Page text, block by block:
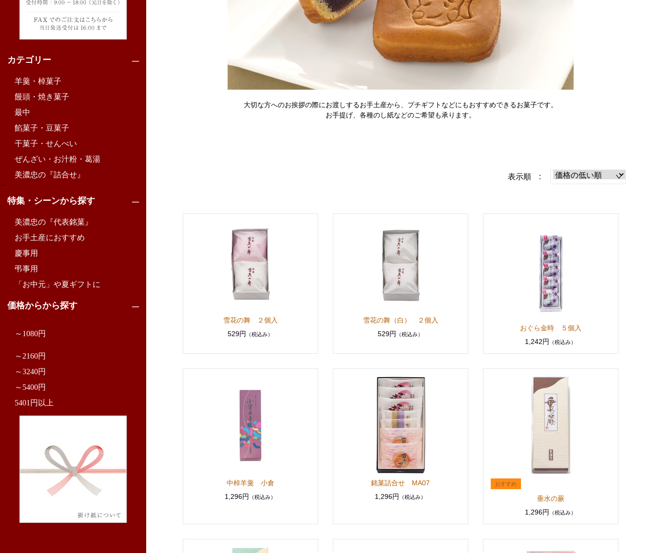
カテゴリー
羊羹・棹菓子
饅頭・焼き菓子
最中
餡菓子・豆菓子
干菓子・せんべい
ぜんざい・お汁粉・葛湯
美濃忠の『詰合せ』
-->
特集・シーンから探す
美濃忠の『代表銘菓』
お手土産におすすめ
慶事用
弔事用
「お中元」や夏ギフトに
価格からから探す
～1080円
～2160円
～3240円
～5400円
5401円以上
大切な方へのお挨拶の際にお渡しするお手土産から、プチギフトなどにもおすすめできるお菓子です。
お手提げ、各種のし紙などのご希望も承ります。
表示順 :
雪花の舞 ２個入
529円
（税込み）
雪花の舞（白） ２個入
529円
（税込み）
おぐら金時 ５個入
1,242円
（税込み）
中棹羊羹 小倉
1,296円
（税込み）
銘菓詰合せ MA07
1,296円
（税込み）
垂水の蕨
1,296円
（税込み）